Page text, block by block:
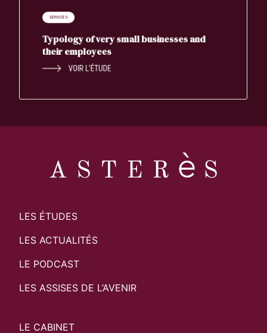
SERVICES
Typology of very small businesses and
their employees
VOIR L'ÉTUDE
LES ÉTUDES
LES ACTUALITÉS
LE PODCAST
LES ASSISES DE L’AVENIR
LE CABINET